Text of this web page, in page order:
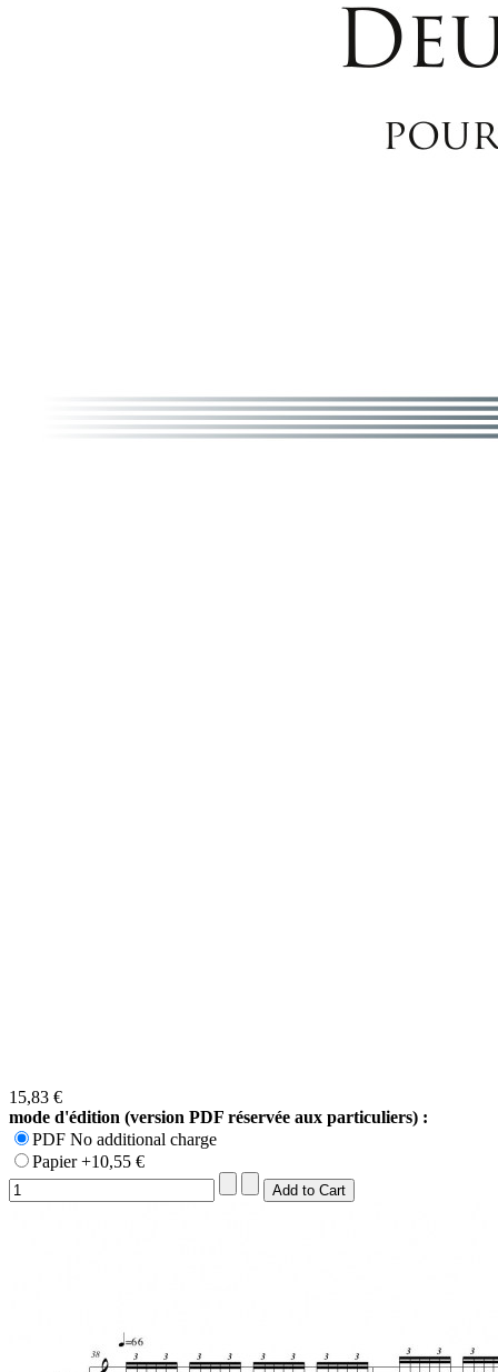
15,83 €
mode d'édition (version PDF réservée aux particuliers) :
PDF No additional charge
Papier +10,55 €